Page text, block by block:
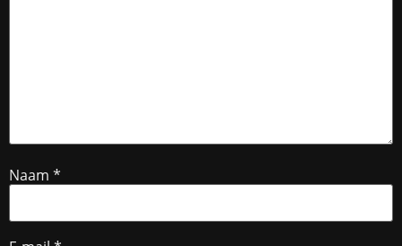
Naam *